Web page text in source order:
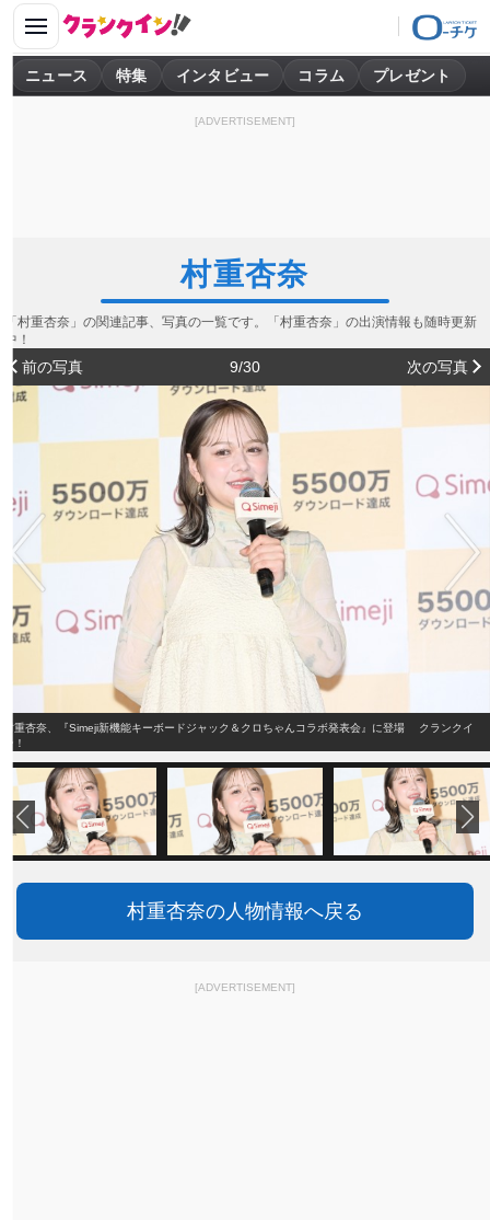
ニュース 特集 インタビュー コラム プレゼント
[ADVERTISEMENT]
村重杏奈
「村重杏奈」の関連記事、写真の一覧です。「村重杏奈」の出演情報も随時更新
中！
前の写真 9/30 次の写真
村重杏奈、『Simeji新機能キーボードジャック＆クロちゃんコラボ発表会』に登場 クランクイ
ン！
村重杏奈の人物情報へ戻る
[ADVERTISEMENT]